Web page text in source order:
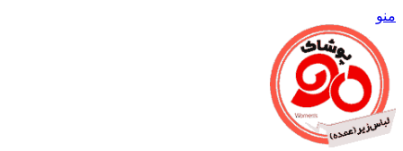
منو